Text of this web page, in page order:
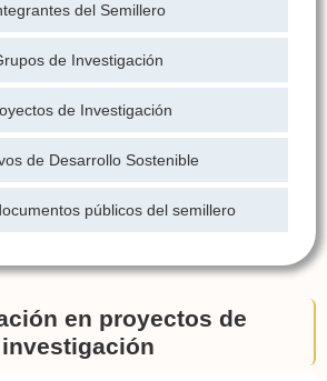
del Semillero
de Investigación
de Investigación
de Desarrollo Sostenible
públicos del semillero
en proyectos de
investigación